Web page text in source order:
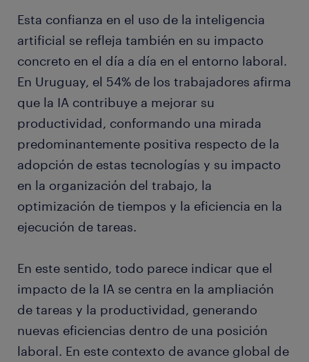
Esta confianza en el uso de la inteligencia
artificial se refleja también en su impacto
concreto en el día a día en el entorno laboral.
En Uruguay, el 54% de los trabajadores afirma
que la IA contribuye a mejorar su
productividad, conformando una mirada
predominantemente positiva respecto de la
adopción de estas tecnologías y su impacto
en la organización del trabajo, la
optimización de tiempos y la eficiencia en la
ejecución de tareas.
En este sentido, todo parece indicar que el
impacto de la IA se centra en la ampliación
de tareas y la productividad, generando
nuevas eficiencias dentro de una posición
laboral. En este contexto de avance global de